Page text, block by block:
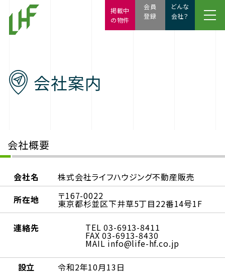
会社案内
会社概要
会社名
株式会社ライフハウジング不動産販売
所在地
〒167-0022
東京都杉並区下井草5丁目22番14号1F
連絡先
TEL 03-6913-8411
FAX 03-6913-8430
MAIL info@life-hf.co.jp
設立
令和2年10月13日
会員
登録
どんな
会社？
掲載中
の物件